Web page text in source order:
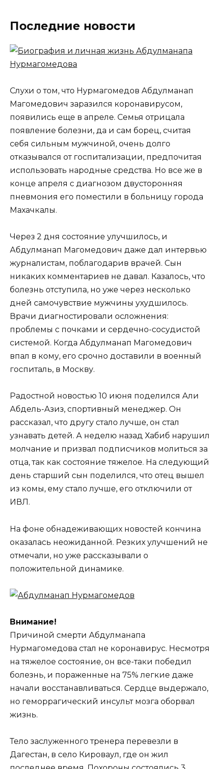
Последние новости
Слухи о том, что Нурмагомедов Абдулманап
Магомедович заразился коронавирусом,
появились еще в апреле. Семья отрицала
появление болезни, да и сам борец, считая
себя сильным мужчиной, очень долго
отказывался от госпитализации, предпочитая
использовать народные средства. Но все же в
конце апреля с диагнозом двусторонняя
пневмония его поместили в больницу города
Махачкалы.
Через 2 дня состояние улучшилось, и
Абдулманап Магомедович даже дал интервью
журналистам, поблагодарив врачей. Сын
никаких комментариев не давал. Казалось, что
болезнь отступила, но уже через несколько
дней самочувствие мужчины ухудшилось.
Врачи диагностировали осложнения:
проблемы с почками и сердечно-сосудистой
системой. Когда Абдулманап Магомедович
впал в кому, его срочно доставили в военный
госпиталь, в Москву.
Радостной новостью 10 июня поделился Али
Абдель-Азиз, спортивный менеджер. Он
рассказал, что другу стало лучше, он стал
узнавать детей. А неделю назад Хабиб нарушил
молчание и призвал подписчиков молиться за
отца, так как состояние тяжелое. На следующий
день старший сын поделился, что отец вышел
из комы, ему стало лучше, его отключили от
ИВЛ.
На фоне обнадеживающих новостей кончина
оказалась неожиданной. Резких улучшений не
отмечали, но уже рассказывали о
положительной динамике.
Внимание!
Причиной смерти Абдулманапа
Нурмагомедова стал не коронавирус. Несмотря
на тяжелое состояние, он все-таки победил
болезнь, и пораженные на 75% легкие даже
начали восстанавливаться. Сердце выдержало,
но геморрагический инсульт мозга оборвал
жизнь.
Тело заслуженного тренера перевезли в
Дагестан, в село Кироваул, где он жил